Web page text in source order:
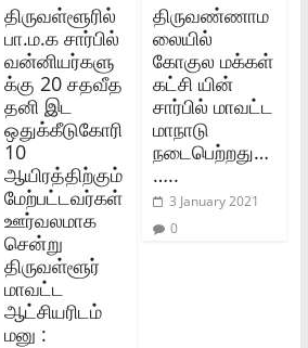
திருவள்ளூரில்
பா.ம.க சார்பில்
வன்னியர்களு
க்கு 20 சதவீத
தனி இட
ஒதுக்கீடுகோரி
10
ஆயிரத்திற்கும்
மேற்பட்டவர்கள்
ஊர்வலமாக
சென்று
திருவள்ளூர்
மாவட்ட
ஆட்சியரிடம்
மனு :
திருவண்ணாம
லையில்
கோகுல மக்கள்
கட்சி யின்
சார்பில் மாவட்ட
மாநாடு
நடைபெற்றது…
…..
3 January 2021
0